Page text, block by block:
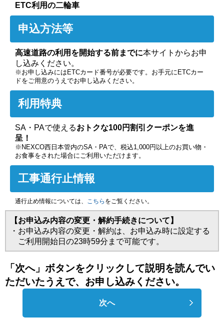
ETC利用の二輪車
申込方法等
高速道路の利用を開始する前までに本サイトからお申
し込みください。
※お申し込みにはETCカード番号が必要です。お手元にETCカー
ドをご用意のうえでお申し込みください。
利用特典
SA・PAで使えるおトクな100円割引クーポンを進
呈！
※NEXCO西日本管内のSA・PAで、税込1,000円以上のお買い物・
お食事をされた場合にご利用いただけます。
工事通行止情報
通行止め情報については、 こちら をご覧ください。
【お申込み内容の変更・解約手続きについて】
・お申込み内容の変更・解約は、お申込み時に設定する
ご利用開始日の23時59分まで可能です。
「次へ」ボタンをクリックして説明を読んでい
ただいたうえで、お申し込みください。
次へ